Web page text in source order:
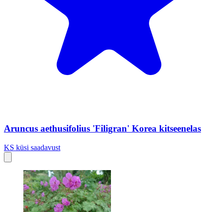
Aruncus aethusifolius 'Filigran' Korea kitseenelas
KS küsi saadavust